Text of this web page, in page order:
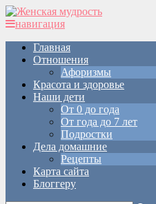
навигация
Главная
Отношения
Афоризмы
Красота и здоровье
Наши дети
От 0 до года
От года до 7 лет
Подростки
Дела домашние
Рецепты
Карта сайта
Блоггеру